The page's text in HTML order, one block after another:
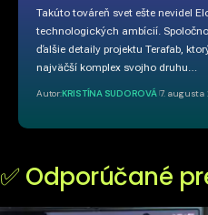
Takúto továreň svet ešte nevidel
technologických ambícií.
ďalšie detaily projektu Terafab,
najväčší komplex svojho druhu…
Autor:KRISTÍNA SUDOROVÁ 7. augusta
✅ Odporúčané